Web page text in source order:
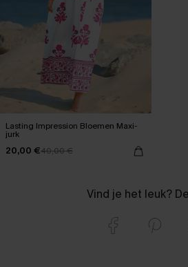
Lasting Impression Bloemen Maxi-
jurk
20,00 €40,00 €
Vind je het leuk?